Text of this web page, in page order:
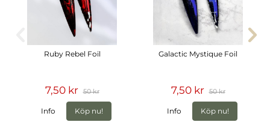
10 olika holografiska transferfolier
Transparenta designer
Abstrakta mönster, hjärtan, växter och geometriska
former
Ruby Rebel Foil
7,50 kr 50 kr
Info Köp nu!
Galactic Mystique Foil
7,50 kr 50 kr
Info Köp nu!